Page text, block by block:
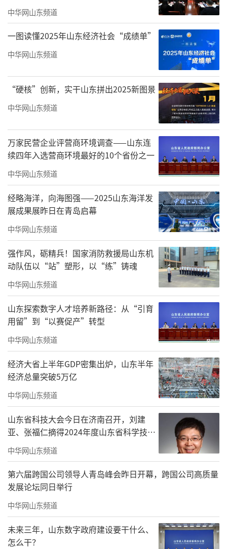
中华网山东频道
一图读懂2025年山东经济社会“成绩单”
中华网山东频道
“硬核”创新，实干山东拼出2025新图景
中华网山东频道
万家民营企业评营商环境调查——山东连
续四年入选营商环境最好的10个省份之一
中华网山东频道
经略海洋，向海图强——2025山东海洋发
展成果展昨日在青岛启幕
中华网山东频道
强作风，砺精兵！国家消防救援局山东机
动队伍以“站”塑形，以“练”铸魂
中华网山东频道
山东探索数字人才培养新路径：从“引育
用留”到“以赛促产”转型
中华网山东频道
经济大省上半年GDP密集出炉，山东半年
经济总量突破5万亿
中华网山东频道
山东省科技大会今日在济南召开，刘建
亚、张福仁摘得2024年度山东省科学技术
奖最高奖！
中华网山东频道
第六届跨国公司领导人青岛峰会昨日开幕，跨国公司高质量
发展论坛同日举行
中华网山东频道
未来三年，山东数字政府建设要干什么、
怎么干？